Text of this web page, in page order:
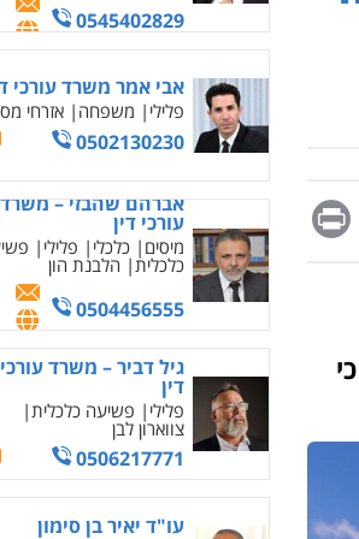
Message
Print
אברהם שהבזי – משרד
מיסים כלכלי פלילי
כלכלית הלבנת הון
גיל דביר – משרד עורכי
דין
פלילי פשיעה כלכלית
צווארון לבן
0506217771
עו"ד יאיר בן סימון
פלילי תעבורה אזרחי
נזיקין ביטוח
0505719060
חנא בולוס – משרד
מחיקת כתבות מגוגל
ודחיקת אזכורים שליליים
שירותים מקצועיים לעורכי
0522508109
אחסון אתרים
מהירות הגנה גיבוי
תמיכה שירותים
לעורכי דין
מרכז התחלה חדשה
אסירים עבירות מין
שירותים מקצועיים לעורכי
דין
0544500346
מאיה בלום, עו"ס,
טיפול ושיקום
טיפול בהתמכרויות
שירותים מקצועיים לעורכיאיומים כתובים
תושב סכנין חשוד ששלח הודעות